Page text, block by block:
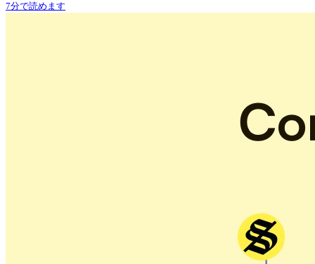
7分で読めます